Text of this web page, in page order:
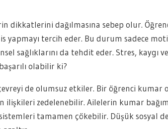
dikkatlerini dağılmasına sebep olur.
yapmayı tercih eder. Bu durum sadece
sağlıklarını da tehdit eder. Stres, kaygı
olabilir ki?
de olumsuz etkiler. Bir öğrenci kumar
ilişkileri zedelenebilir. Ailelerin kumar
tamamen çökebilir. Düşük sosyal